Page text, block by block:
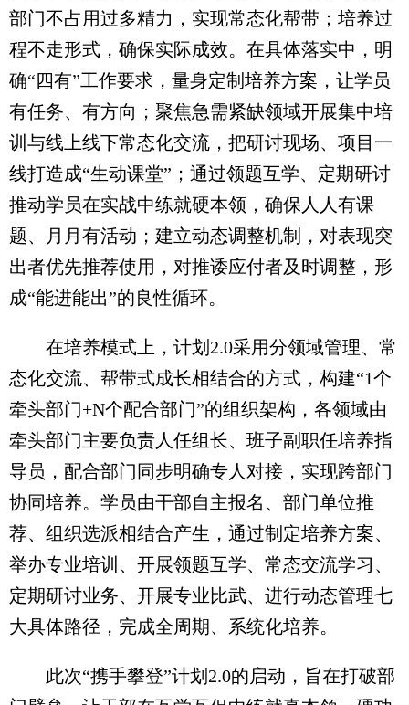
部门不占用过多精力，实现常态化帮带；培养过
程不走形式，确保实际成效。在具体落实中，明
确“四有”工作要求，量身定制培养方案，让学员
有任务、有方向；聚焦急需紧缺领域开展集中培
训与线上线下常态化交流，把研讨现场、项目一
线打造成“生动课堂”；通过领题互学、定期研讨
推动学员在实战中练就硬本领，确保人人有课
题、月月有活动；建立动态调整机制，对表现突
出者优先推荐使用，对推诿应付者及时调整，形
成“能进能出”的良性循环。
在培养模式上，计划2.0采用分领域管理、常
态化交流、帮带式成长相结合的方式，构建“1个
牵头部门+N个配合部门”的组织架构，各领域由
牵头部门主要负责人任组长、班子副职任培养指
导员，配合部门同步明确专人对接，实现跨部门
协同培养。学员由干部自主报名、部门单位推
荐、组织选派相结合产生，通过制定培养方案、
举办专业培训、开展领题互学、常态交流学习、
定期研讨业务、开展专业比武、进行动态管理七
大具体路径，完成全周期、系统化培养。
此次“携手攀登”计划2.0的启动，旨在打破部